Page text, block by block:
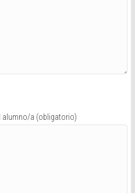
alumno/a (obligatorio)